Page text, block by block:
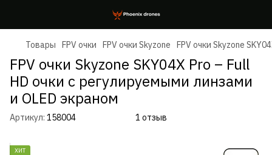
Товары FPV очки FPV очки Skyzone FPV очки Skyzone
FPV очки Skyzone SKY04X Pro – Full
HD очки с регулируемыми линзами
и OLED экраном
Артикул: 158004 1 отзыв
ХИТ